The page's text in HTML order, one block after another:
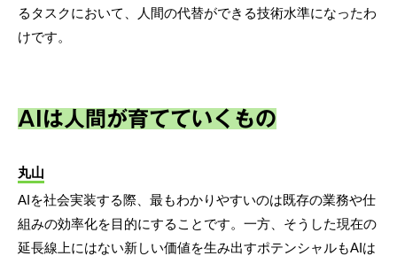
るタスクにおいて、人間の代替ができる技術水準になったわ
けです。
AIは人間が育てていくもの
丸山
AIを社会実装する際、最もわかりやすいのは既存の業務や仕
組みの効率化を目的にすることです。一方、そうした現在の
延長線上にはない新しい価値を生み出すポテンシャルもAIは